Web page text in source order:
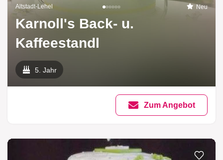
Altstadt-Lehel Neu
Karnoll's Back- u.
Kaffeestandl
5. Jahr
Zum Angebot